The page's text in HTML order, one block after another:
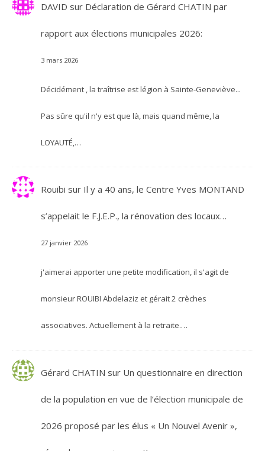
DAVID sur Déclaration de Gérard CHATIN par
rapport aux élections municipales 2026:
3 mars 2026
Décidément , la traîtrise est légion à Sainte-Geneviève...
Pas sûre qu'il n'y est que là, mais quand même, la
LOYAUTÉ,…
Rouibi sur Il y a 40 ans, le Centre Yves MONTAND
s’appelait le F.J.E.P., la rénovation des locaux…
27 janvier 2026
j'aimerai apporter une petite modification, il s'agit de
monsieur ROUIBI Abdelaziz et gérait 2 crèches
associatives. Actuellement à la retraite.…
Gérard CHATIN sur Un questionnaire en direction
de la population en vue de l’élection municipale de
2026 proposé par les élus « Un Nouvel Avenir »,